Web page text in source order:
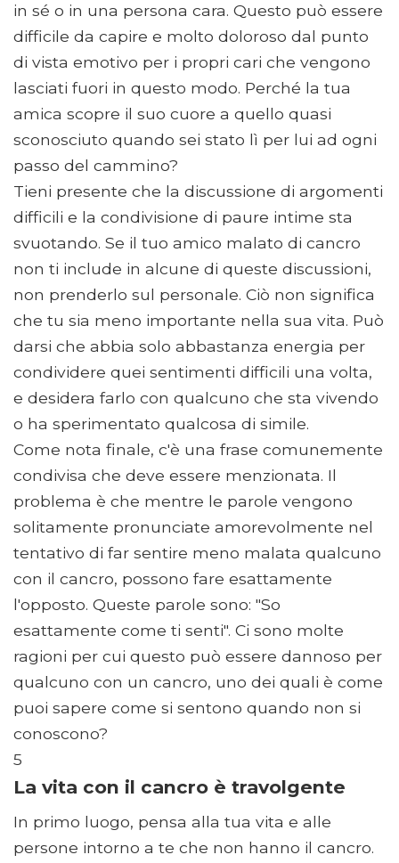
in sé o in una persona cara. Questo può essere
difficile da capire e molto doloroso dal punto
di vista emotivo per i propri cari che vengono
lasciati fuori in questo modo. Perché la tua
amica scopre il suo cuore a quello quasi
sconosciuto quando sei stato lì per lui ad ogni
passo del cammino?
Tieni presente che la discussione di argomenti
difficili e la condivisione di paure intime sta
svuotando. Se il tuo amico malato di cancro
non ti include in alcune di queste discussioni,
non prenderlo sul personale. Ciò non significa
che tu sia meno importante nella sua vita. Può
darsi che abbia solo abbastanza energia per
condividere quei sentimenti difficili una volta,
e desidera farlo con qualcuno che sta vivendo
o ha sperimentato qualcosa di simile.
Come nota finale, c'è una frase comunemente
condivisa che deve essere menzionata. Il
problema è che mentre le parole vengono
solitamente pronunciate amorevolmente nel
tentativo di far sentire meno malata qualcuno
con il cancro, possono fare esattamente
l'opposto. Queste parole sono: "So
esattamente come ti senti". Ci sono molte
ragioni per cui questo può essere dannoso per
qualcuno con un cancro, uno dei quali è come
puoi sapere come si sentono quando non si
conoscono?
5
La vita con il cancro è travolgente
In primo luogo, pensa alla tua vita e alle
persone intorno a te che non hanno il cancro.